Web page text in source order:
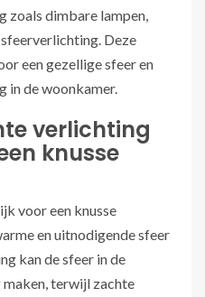
zoals dimbare lampen,
Deze
een gezellige sfeer en
in de woonkamer.
verlichting
knusse
voor een knusse
en uitnodigende sfeer
kan de sfeer in de
terwijl zachte